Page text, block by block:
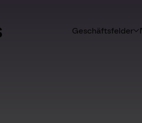
Geschäftsfelder